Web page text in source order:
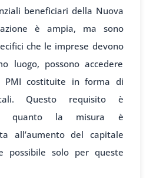
beneficiari della Nuova
è ampia, ma sono
che le imprese devono
luogo, possono accedere
PMI costituite in forma di
Questo requisito è
quanto la misura è
all’aumento del capitale
possibile solo per queste